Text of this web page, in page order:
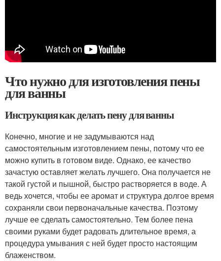
Что нужно для изготовления пены
для ванны
Инструкция как делать пену для ванны
Конечно, многие и не задумываются над
самостоятельным изготовлением пены, потому что ее
можно купить в готовом виде. Однако, ее качество
зачастую оставляет желать лучшего. Она получается не
такой густой и пышной, быстро растворяется в воде. А
ведь хочется, чтобы ее аромат и структура долгое время
сохраняли свои первоначальные качества. Поэтому
лучше ее сделать самостоятельно. Тем более пена
своими руками будет радовать длительное время, а
процедура умывания с ней будет просто настоящим
блаженством.